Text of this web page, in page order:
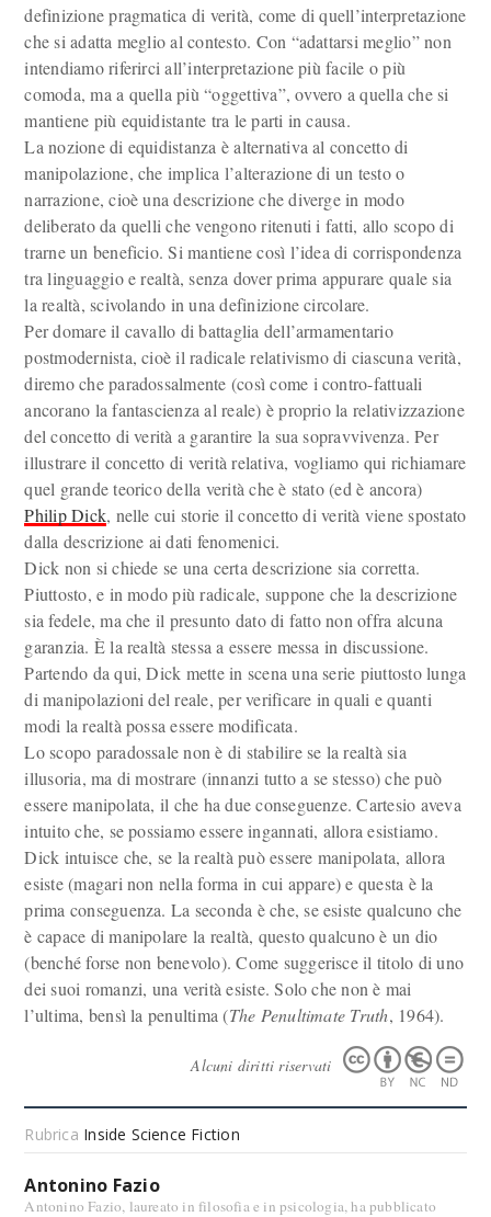
definizione pragmatica di verità, come di quell’interpretazione
che si adatta meglio al contesto. Con “adattarsi meglio” non
intendiamo riferirci all’interpretazione più facile o più
comoda, ma a quella più “oggettiva”, ovvero a quella che si
mantiene più equidistante tra le parti in causa.
La nozione di equidistanza è alternativa al concetto di
manipolazione, che implica l’alterazione di un testo o
narrazione, cioè una descrizione che diverge in modo
deliberato da quelli che vengono ritenuti i fatti, allo scopo di
trarne un beneficio. Si mantiene così l’idea di corrispondenza
tra linguaggio e realtà, senza dover prima appurare quale sia
la realtà, scivolando in una definizione circolare.
Per domare il cavallo di battaglia dell’armamentario
postmodernista, cioè il radicale relativismo di ciascuna verità,
diremo che paradossalmente (così come i contro-fattuali
ancorano la fantascienza al reale) è proprio la relativizzazione
del concetto di verità a garantire la sua sopravvivenza. Per
illustrare il concetto di verità relativa, vogliamo qui richiamare
quel grande teorico della verità che è stato (ed è ancora)
Philip Dick, nelle cui storie il concetto di verità viene spostato
dalla descrizione ai dati fenomenici.
Dick non si chiede se una certa descrizione sia corretta.
Piuttosto, e in modo più radicale, suppone che la descrizione
sia fedele, ma che il presunto dato di fatto non offra alcuna
garanzia. È la realtà stessa a essere messa in discussione.
Partendo da qui, Dick mette in scena una serie piuttosto lunga
di manipolazioni del reale, per verificare in quali e quanti
modi la realtà possa essere modificata.
Lo scopo paradossale non è di stabilire se la realtà sia
illusoria, ma di mostrare (innanzi tutto a se stesso) che può
essere manipolata, il che ha due conseguenze. Cartesio aveva
intuito che, se possiamo essere ingannati, allora esistiamo.
Dick intuisce che, se la realtà può essere manipolata, allora
esiste (magari non nella forma in cui appare) e questa è la
prima conseguenza. La seconda è che, se esiste qualcuno che
è capace di manipolare la realtà, questo qualcuno è un dio
(benché forse non benevolo). Come suggerisce il titolo di uno
dei suoi romanzi, una verità esiste. Solo che non è mai
l’ultima, bensì la penultima (The Penultimate Truth, 1964).
Alcuni diritti riservati
Rubrica Inside Science Fiction
Antonino Fazio
Antonino Fazio, laureato in filosofia e in psicologia, ha pubblicato